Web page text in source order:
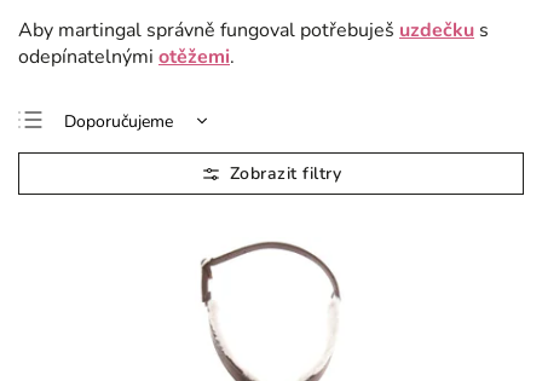
Aby martingal správně fungoval potřebuješ uzdečku s
odepínatelnými otěžemi.
Doporučujeme
Nejlevnější
Nejdražší